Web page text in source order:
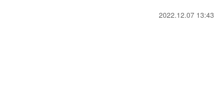
2022.12.07 13:43